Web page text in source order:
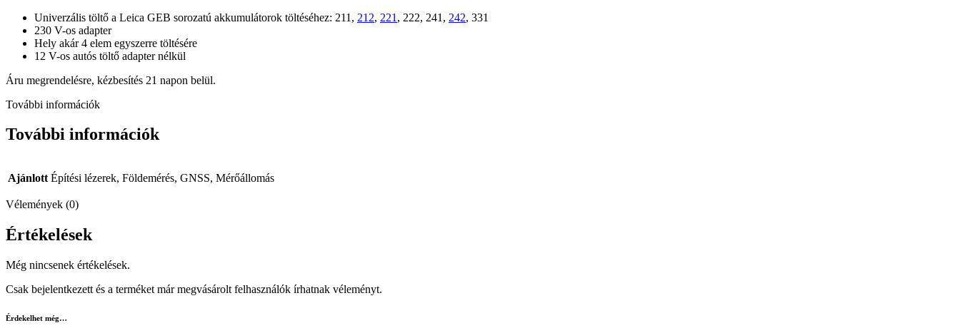
Univerzális töltő a Leica GEB sorozatú akkumulátorok töltéséhez: 211, 212, 221 , 222, 241, 242, 331
230 V-os adapter
Hely akár 4 elem egyszerre töltésére
12 V-os autós töltő adapter nélkül
Áru megrendelésre, kézbesítés 21 napon belül.
További információk
További információk
Ajánlott Építési lézerek, Földemérés, GNSS, Mérőállomás
Vélemények (0)
Értékelések
Még nincsenek értékelések.
Csak bejelentkezett és a terméket már megvásárolt felhasználók írhatnak véleményt.
Érdekelhet még…